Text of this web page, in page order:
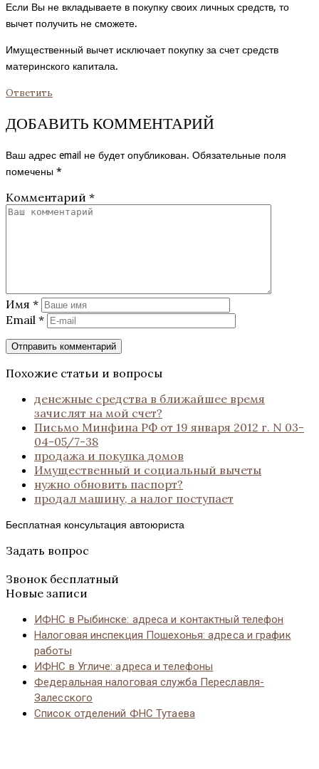
Если Вы не вкладываете в покупку своих личных средств, то
вычет получить не сможете.
Имущественный вычет исключает покупку за счет средств
материнского капитала.
Ответить
ДОБАВИТЬ КОММЕНТАРИЙ
Ваш адрес email не будет опубликован. Обязательные поля
помечены *
Комментарий *
Имя *
Email *
Похожие статьи и вопросы
денежные средства в ближайшее время
зачислят на мой счет?
Письмо Минфина РФ от 19 января 2012 г. N 03-
04-05/7-38
продажа и покупка домов
Имущественный и социальный вычеты
нужно обновить паспорт?
продал машину, а налог поступает
Бесплатная консультация автоюриста
Задать вопрос
Звонок бесплатный
Новые записи
ИФНС в Рыбинске: адреса и контактный телефон
Налоговая инспекция Пошехонья: адреса и график
работы
ИФНС в Угличе: адреса и телефоны
Федеральная налоговая служба Переславля-
Залесского
Список отделений ФНС Тутаева